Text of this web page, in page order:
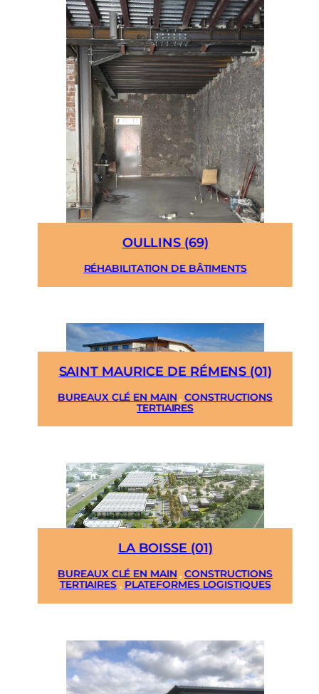
OULLINS (69)
RÉHABILITATION DE BÂTIMENTS
SAINT MAURICE DE RÉMENS (01)
BUREAUX CLÉ EN MAIN ,CONSTRUCTIONS
TERTIAIRES
LA BOISSE (01)
BUREAUX CLÉ EN MAIN ,CONSTRUCTIONS
TERTIAIRES, PLATEFORMES LOGISTIQUES